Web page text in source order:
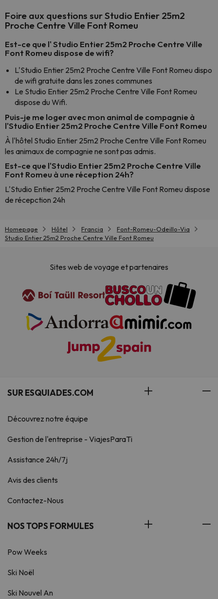
Foire aux questions sur Studio Entier 25m2
Proche Centre Ville Font Romeu
Est-ce que l' Studio Entier 25m2 Proche Centre Ville
Font Romeu dispose de wifi?
L'Studio Entier 25m2 Proche Centre Ville Font Romeu dispo
de wifi gratuite dans les zones communes
Le Studio Entier 25m2 Proche Centre Ville Font Romeu
dispose du Wifi.
Puis-je me loger avec mon animal de compagnie à
l'Studio Entier 25m2 Proche Centre Ville Font Romeu
À l'hôtel Studio Entier 25m2 Proche Centre Ville Font Romeu
les animaux de compagnie ne sont pas admis.
Est-ce que l'Studio Entier 25m2 Proche Centre Ville
Font Romeu à une réception 24h?
L'Studio Entier 25m2 Proche Centre Ville Font Romeu dispose
de récepction 24h
Homepage Hôtel Francia
Font-Romeu-Odeillo-Via
Studio Entier 25m2 Proche Centre Ville Font Romeu
Sites web de voyage et partenaires
SUR ESQUIADES.COM
Découvrez notre équipe
Gestion de l'entreprise - ViajesParaTi
Assistance 24h/7j
Avis des clients
Contactez-Nous
NOS TOPS FORMULES
Pow Weeks
Ski Noël
Ski Nouvel An